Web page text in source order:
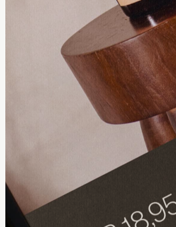
DISCOVER PROJECT